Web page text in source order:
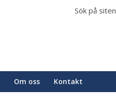
Sök på siten
Om oss Kontakt